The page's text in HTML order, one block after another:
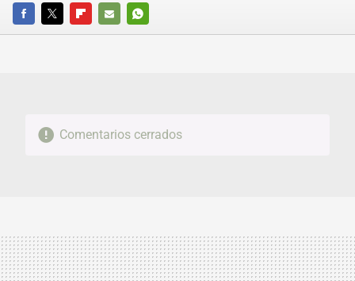
FACEBOOKTWITTERFLIPBOARD
E-
WHATSAPP
Comentarios cerrados